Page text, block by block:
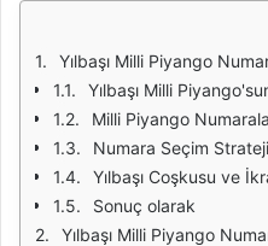
Yılbaşı Milli Piyango
Yılbaşı Milli
Milli Piyango
Numara Seçim
Yılbaşı Coşkusu ve
Sonuç olarak
Yılbaşı Milli Piyango